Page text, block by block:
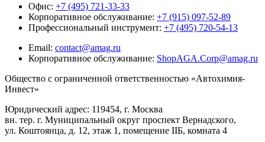
Офис: +7 (495) 721-33-33
Корпоративное обслуживание: +7 (915) 097-52-89
Профессиональный инструмент: +7 (495) 720-54-13
Email: contact@amag.ru
Корпоративное обслуживание: ShopAGA.Corp@amag.ru
Общество с ограниченной ответственностью «Автохимия-
Инвест»
Юридический адрес: 119454, г. Москва
вн. тер. г. Муниципальный округ проспект Вернадского,
ул. Коштоянца, д. 12, этаж 1, помещение IIБ, комната 4